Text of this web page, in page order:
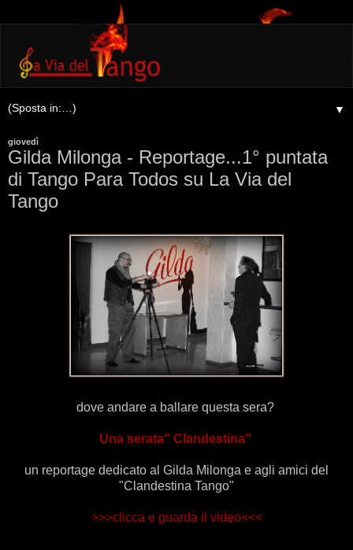
▼
giovedì
Gilda Milonga - Reportage...1° puntata
di Tango Para Todos su La Via del
Tango
dove andare a ballare questa sera?
Una serata" Clandestina"
un reportage dedicato al Gilda Milonga e agli amici del
"Clandestina Tango"
>>>clicca e guarda il video<<<